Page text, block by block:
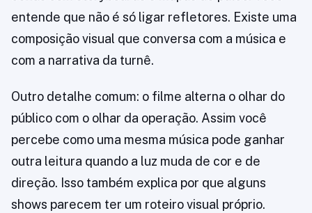
entende que não é só ligar refletores. Existe uma
composição visual que conversa com a música e
com a narrativa da turnê.
Outro detalhe comum: o filme alterna o olhar do
público com o olhar da operação. Assim você
percebe como uma mesma música pode ganhar
outra leitura quando a luz muda de cor e de
direção. Isso também explica por que alguns
shows parecem ter um roteiro visual próprio.